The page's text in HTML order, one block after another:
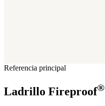
Referencia principal
Ladrillo Fireproof®